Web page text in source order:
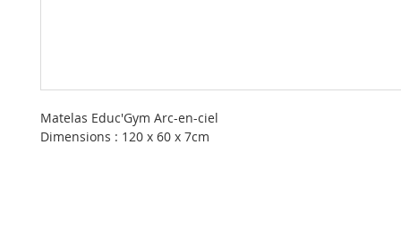
Matelas Educ'Gym Arc-en-ciel
Dimensions : 120 x 60 x 7cm